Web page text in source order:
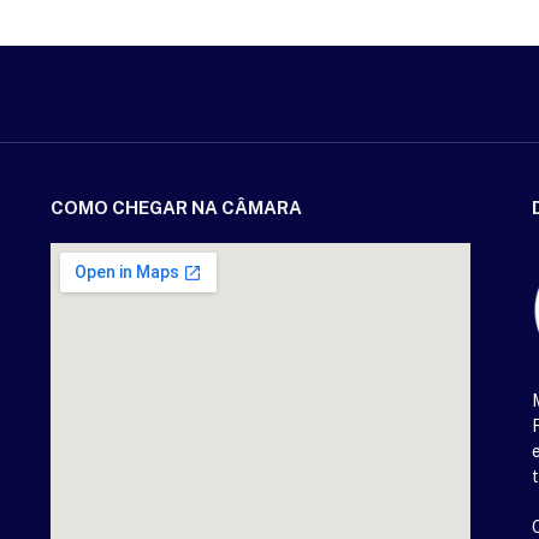
COMO CHEGAR NA CÂMARA